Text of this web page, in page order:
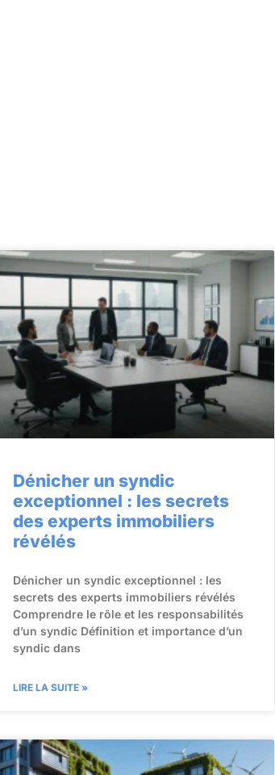
Dénicher un syndic
exceptionnel : les secrets
des experts immobiliers
révélés
Dénicher un syndic exceptionnel : les
secrets des experts immobiliers révélés
Comprendre le rôle et les responsabilités
d’un syndic Définition et importance d’un
syndic dans
LIRE LA SUITE »